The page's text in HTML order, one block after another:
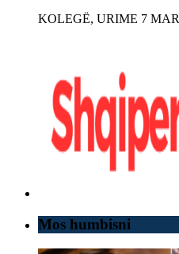
KOLEGË, URIME 7
Mos humbisni